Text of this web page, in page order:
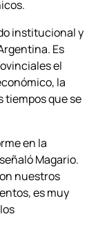
institucional y
Es
el
la
tiempos que se
en la
Magario.
nuestros
es muy